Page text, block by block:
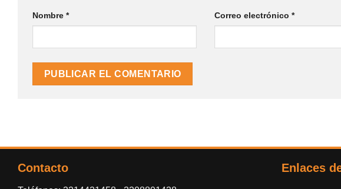
Nombre * Correo electrónico*
Contacto Enlaces